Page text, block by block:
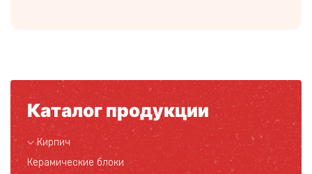
Каталог продукции
Кирпич
Керамические блоки